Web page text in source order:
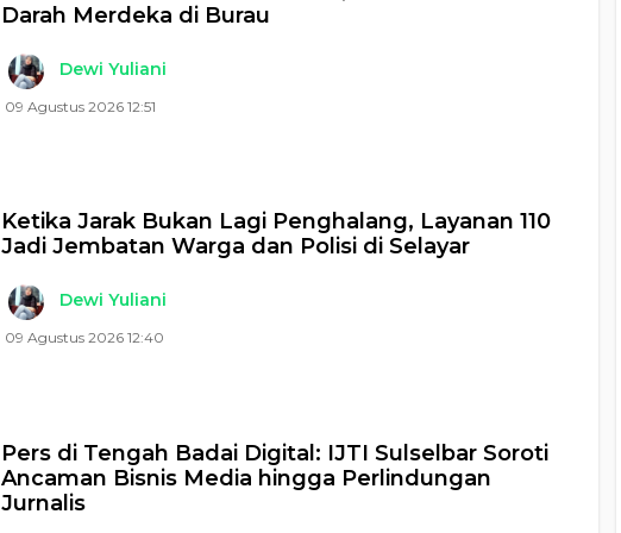
Darah Merdeka di Burau
Dewi Yuliani
09 Agustus 2026 12:51
Ketika Jarak Bukan Lagi Penghalang, Layanan 110
Jadi Jembatan Warga dan Polisi di Selayar
Dewi Yuliani
09 Agustus 2026 12:40
Pers di Tengah Badai Digital: IJTI Sulselbar Soroti
Ancaman Bisnis Media hingga Perlindungan
Jurnalis